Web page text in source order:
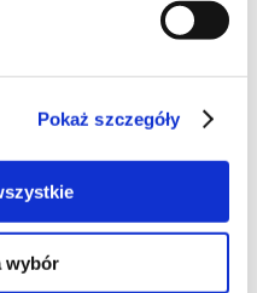
Pokaż szczegóły
wybór
mieszanki
solonych